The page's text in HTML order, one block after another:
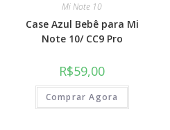
Mi Note 10
Case Azul Bebê para Mi
Note 10/ CC9 Pro
R$59,00
Comprar Agora